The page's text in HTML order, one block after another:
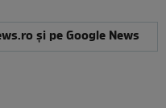
și pe Google News